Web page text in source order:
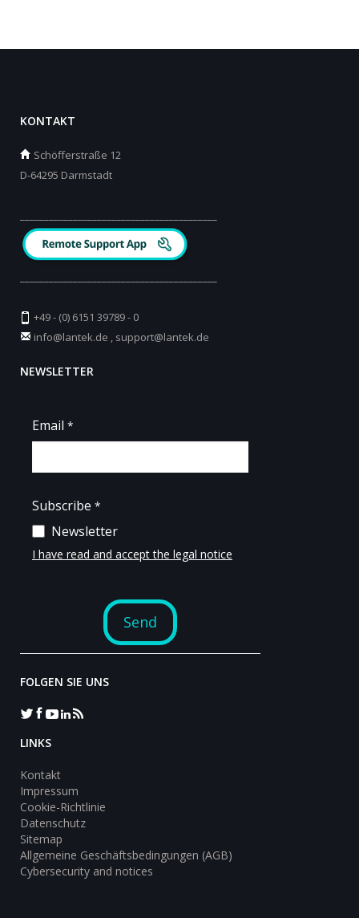
KONTAKT
Schöfferstraße 12
D-64295 Darmstadt
+49 - (0) 6151 39789 - 0
info@lantek.de
support@lantek.de
NEWSLETTER
FOLGEN SIE UNS
LINKS
Kontakt
Impressum
Cookie-Richtlinie
Datenschutz
Sitemap
Allgemeine Geschäftsbedingungen (AGB)
Cybersecurity and notices